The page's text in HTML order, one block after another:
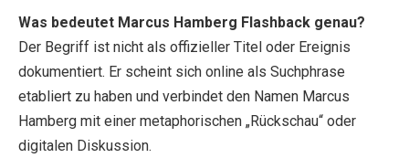
Was bedeutet Marcus Hamberg Flashback genau?
Der Begriff ist nicht als offizieller Titel oder Ereignis
dokumentiert. Er scheint sich online als Suchphrase
etabliert zu haben und verbindet den Namen Marcus
Hamberg mit einer metaphorischen „Rückschau“ oder
digitalen Diskussion.